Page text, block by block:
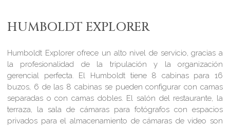
HUMBOLDT EXPLORER
Humboldt Explorer ofrece un alto nivel de servicio, gracias a
la profesionalidad de la tripulación y la organización
gerencial perfecta. El Humboldt tiene 8 cabinas para 16
buzos, 6 de las 8 cabinas se pueden configurar con camas
separadas o con camas dobles. El salón del restaurante, la
terraza, la sala de cámaras para fotógrafos con espacios
privados para el almacenamiento de cámaras de video son